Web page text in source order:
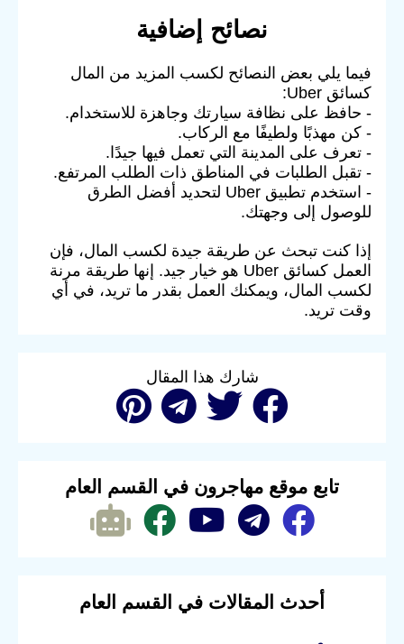
نصائح إضافية
فيما يلي بعض النصائح لكسب المزيد من المال
كسائق Uber:
- حافظ على نظافة سيارتك وجاهزة للاستخدام.
- كن مهذبًا ولطيفًا مع الركاب.
- تعرف على المدينة التي تعمل فيها جيدًا.
- تقبل الطلبات في المناطق ذات الطلب المرتفع.
- استخدم تطبيق Uber لتحديد أفضل الطرق
للوصول إلى وجهتك.
إذا كنت تبحث عن طريقة جيدة لكسب المال، فإن
العمل كسائق Uber هو خيار جيد. إنها طريقة مرنة
لكسب المال، ويمكنك العمل بقدر ما تريد، في أي
وقت تريد.
شارك هذا المقال
تابع موقع مهاجرون في القسم العام
أحدث المقالات في القسم العام